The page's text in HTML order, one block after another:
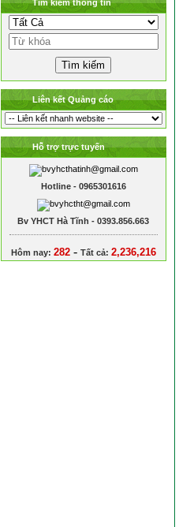
Tìm kiếm thông tin
Liên kết Quảng cáo
Hỗ trợ trực tuyến
Hotline - 0965301616
Bv YHCT Hà Tĩnh - 0393.856.663
Hôm nay: 282- Tất cả: 2,236,216